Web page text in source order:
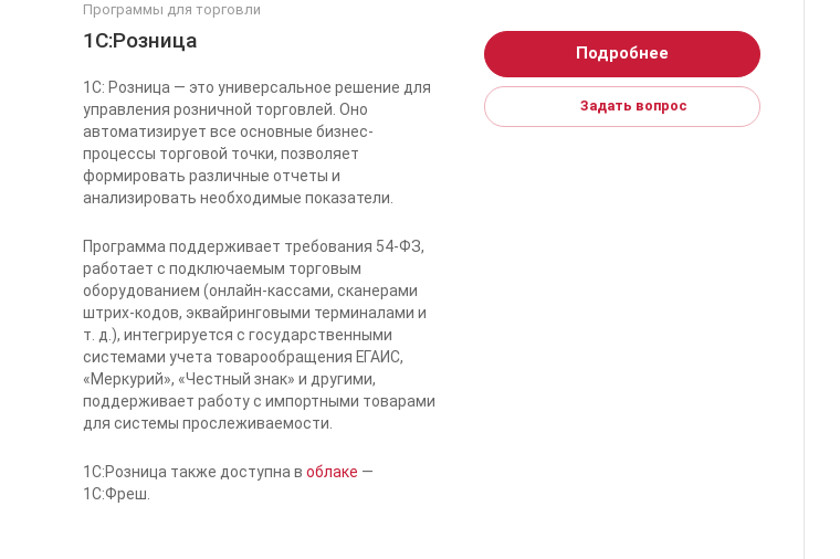
Программы для торговли
1С:Розница
1С: Розница — это универсальное решение для
управления розничной торговлей. Оно
автоматизирует все основные бизнес-
процессы торговой точки, позволяет
формировать различные отчеты и
анализировать необходимые показатели.
Программа поддерживает требования 54-ФЗ,
работает с подключаемым торговым
оборудованием (онлайн-кассами, сканерами
штрих-кодов, эквайринговыми терминалами и
т. д.), интегрируется с государственными
системами учета товарообращения ЕГАИС,
«Меркурий», «Честный знак» и другими,
поддерживает работу с импортными товарами
для системы прослеживаемости.
1С:Розница также доступна в облаке —
1С:Фреш.
Подробнее
Задать вопрос